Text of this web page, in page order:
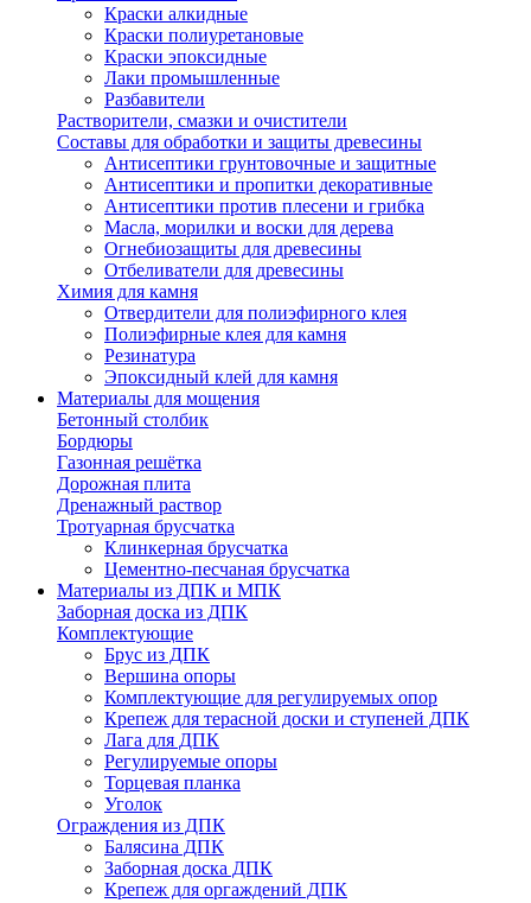
Краски алкидные
Краски полиуретановые
Краски эпоксидные
Лаки промышленные
Разбавители
Растворители, смазки и очистители
Составы для обработки и защиты древесины
Антисептики грунтовочные и защитные
Антисептики и пропитки декоративные
Антисептики против плесени и грибка
Масла, морилки и воски для дерева
Огнебиозащиты для древесины
Отбеливатели для древесины
Химия для камня
Отвердители для полиэфирного клея
Полиэфирные клея для камня
Резинатура
Эпоксидный клей для камня
Материалы для мощения
Бетонный столбик
Бордюры
Газонная решётка
Дорожная плита
Дренажный раствор
Тротуарная брусчатка
Клинкерная брусчатка
Цементно-песчаная брусчатка
Материалы из ДПК и МПК
Заборная доска из ДПК
Комплектующие
Брус из ДПК
Вершина опоры
Комплектующие для регулируемых опор
Крепеж для терасной доски и ступеней ДПК
Лага для ДПК
Регулируемые опоры
Торцевая планка
Уголок
Ограждения из ДПК
Балясина ДПК
Заборная доска ДПК
Крепеж для оргаждений ДПК